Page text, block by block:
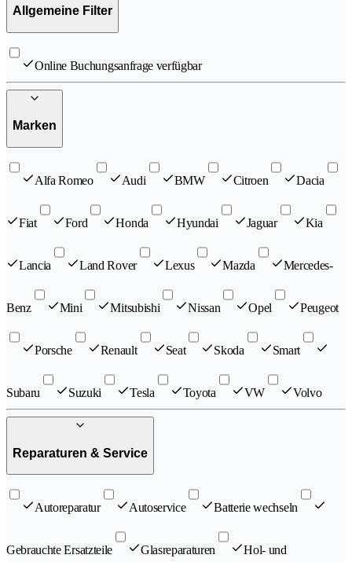
Allgemeine Filter
Online Buchungsanfrage verfügbar
Marken
Alfa Romeo Audi BMW Citroen Dacia
Fiat Ford Honda Hyundai Jaguar Kia
Lancia Land Rover Lexus Mazda Mercedes-
Benz Mini Mitsubishi Nissan Opel Peugeot
Porsche Renault Seat Skoda Smart
Subaru Suzuki Tesla Toyota VW Volvo
Reparaturen & Service
Autoreparatur Autoservice Batterie wechseln
Gebrauchte Ersatzteile Glasreparaturen Hol- und